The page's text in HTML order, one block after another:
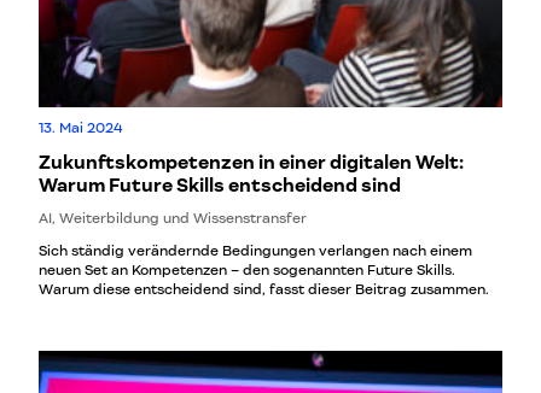
13. Mai 2024
Zukunftskompetenzen in einer digitalen Welt:
Warum Future Skills entscheidend sind
AI, Weiterbildung und Wissenstransfer
Sich ständig verändernde Bedingungen verlangen nach einem
neuen Set an Kompetenzen – den sogenannten Future Skills.
Warum diese entscheidend sind, fasst dieser Beitrag zusammen.